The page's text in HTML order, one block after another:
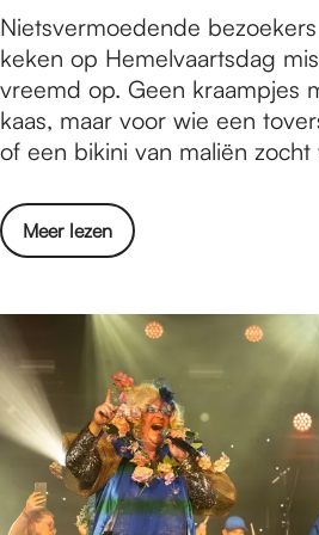
n
c
h
2
0
6
h
t
s
t
a
t
h
2
0
2
D
e
m
a
g
e
s
o
o
m
t
d
o
Nietsvermoedende
keken op Hemelvaartsdag
vreemd op. Geen kraampjes
kaas, maar voor wie een
of een bikini van maliën
Meer lezen
o
v
a
g